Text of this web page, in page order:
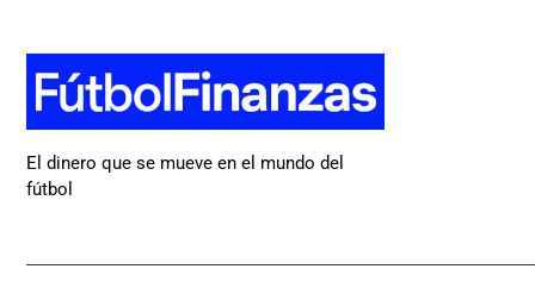
El dinero que se mueve en el mundo del
fútbol